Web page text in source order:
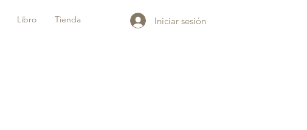
Libro Tienda Iniciar sesión